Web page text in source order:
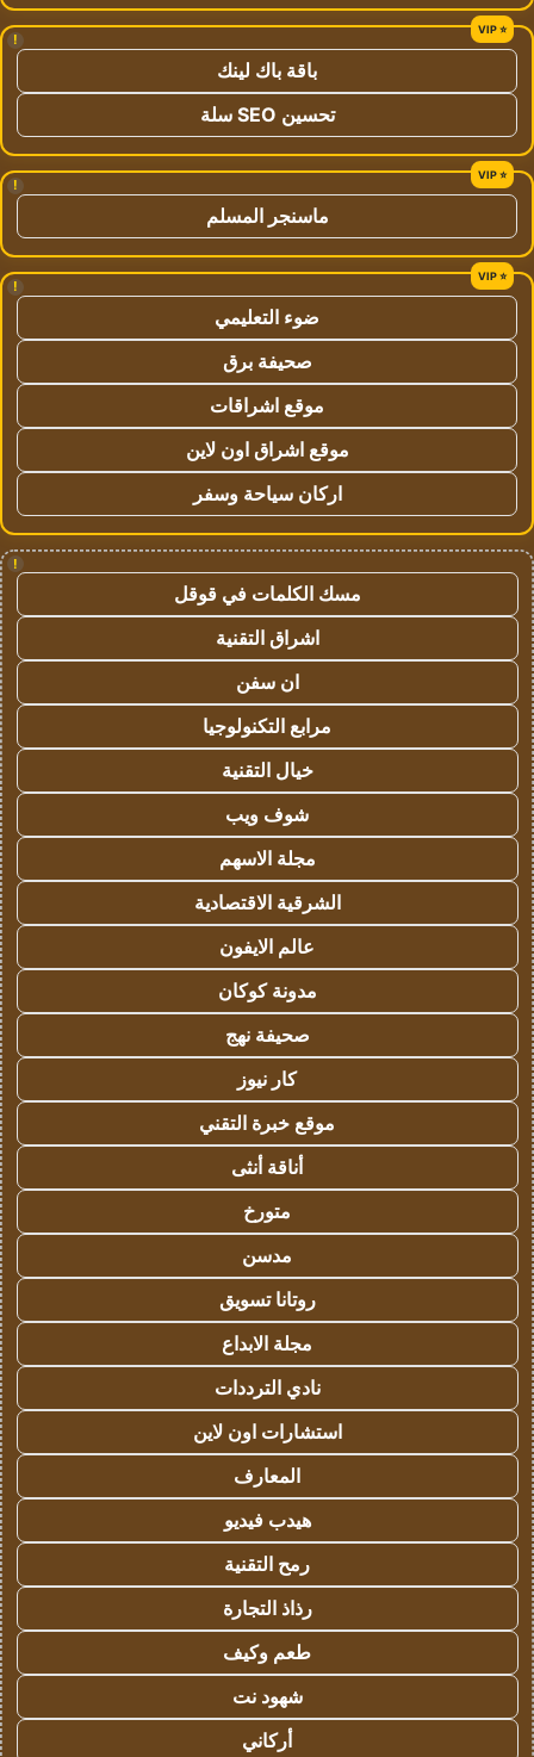
!
باقة باك لينك
تحسين SEO سلة
!
ماسنجر المسلم
!
ضوء التعليمي
صحيفة برق
موقع اشراقات
موقع اشراق اون لاين
اركان سياحة وسفر
!
مسك الكلمات في قوقل
اشراق التقنية
ان سفن
مرابع التكنولوجيا
خيال التقنية
شوف ويب
مجلة الاسهم
الشرقية الاقتصادية
عالم الايفون
مدونة كوكان
صحيفة نهج
كار نيوز
موقع خبرة التقني
أناقة أنثى
متورخ
مدسن
روتانا تسويق
مجلة الابداع
نادي الترددات
استشارات اون لاين
المعارف
هيدب فيديو
رمح التقنية
رذاذ التجارة
طعم وكيف
شهود نت
أركاني